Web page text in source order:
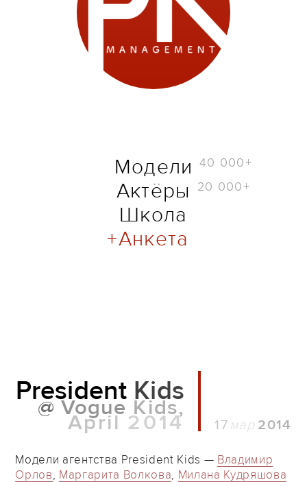
Модели 40 000+
Актёры 20 000+
Школа
Анкета
President Kids
@ Vogue Kids,
April 2014 17 2014
Модели агентства President Kids — Владимир
Орлов, Маргарита Волкова, Милана Кудряшова